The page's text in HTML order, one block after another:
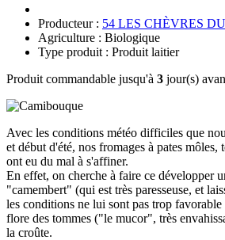
Producteur : 54 LES CHÈVRES
Agriculture : Biologique
Type produit : Produit laitier
Produit commandable jusqu'à 3 jour(s)
Avec les conditions météo difficiles que
et début d'été, nos fromages à pates môles,
ont eu du mal à s'affiner.
En effet, on cherche à faire ce développer
"camembert" (qui est très paresseuse, et
les conditions ne lui sont pas trop
flore des tommes ("le mucor", très
la croûte.